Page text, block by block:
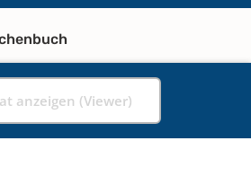
anzeigen (Viewer)